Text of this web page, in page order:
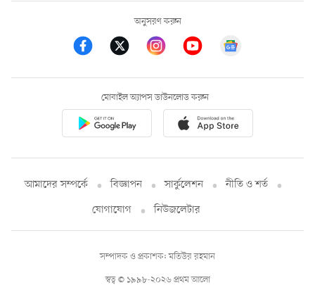
অনুসরণ করুন
মোবাইল অ্যাপস ডাউনলোড করুন
আমাদের সম্পর্কে বিজ্ঞাপন সার্কুলেশন
নীতি ও শর্ত
যোগাযোগ
নিউজলেটার
স্বত্ব © ১৯৯৮-২০২৬ প্রথম আলো
সম্পাদক ও প্রকাশক: মতিউর রহমান